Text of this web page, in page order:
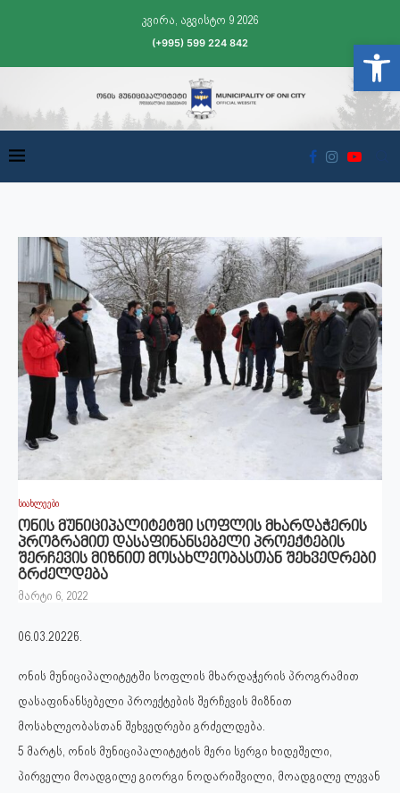
კვირა, აგვისტო 9 2026
(+995) 599 224 842
სიახლეები
ონის მუნიციპალიტეტში სოფლის მხარდაჭერის
პროგრამით დასაფინანსებელი პროექტების
შერჩევის მიზნით მოსახლეობასთან შეხვედრები
გრძელდება
მარტი 6, 2022
06.03.2022წ.
ონის მუნიციპალიტეტში სოფლის მხარდაჭერის პროგრამით
დასაფინანსებელი პროექტების შერჩევის მიზნით
მოსახლეობასთან შეხვედრები გრძელდება.
5 მარტს, ონის მუნიციპალიტეტის მერი სერგი ხიდეშელი,
პირველი მოადგილე გიორგი ნოდარიშვილი, მოადგილე ლევან